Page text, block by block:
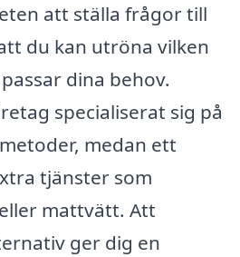
att ställa frågor till
du kan utröna vilken
dina behov.
specialiserat sig på
medan ett
tjänster som
mattvätt. Att
ger dig en